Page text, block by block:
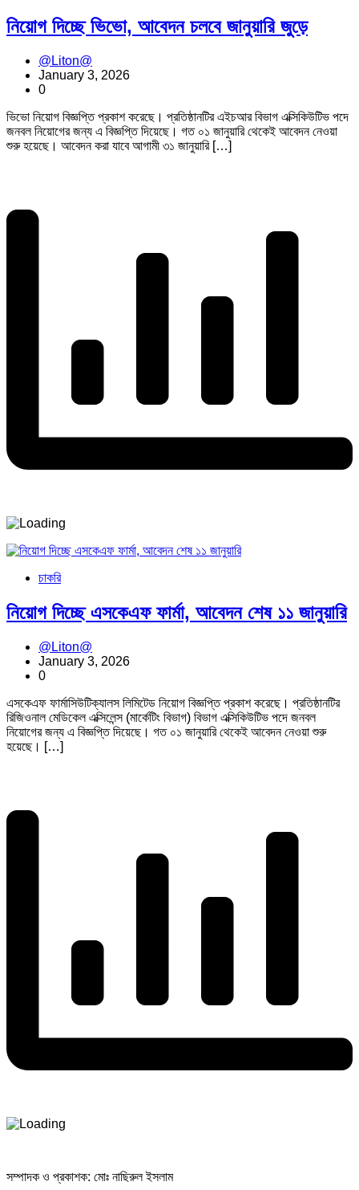
নিয়োগ দিচ্ছে ভিভো, আবেদন চলবে জানুয়ারি জুড়ে
@Liton@
January 3, 2026
0
ভিভো নিয়োগ বিজ্ঞপ্তি প্রকাশ করেছে। প্রতিষ্ঠানটির এইচআর বিভাগ এক্সিকিউটিভ পদে
জনবল নিয়োগের জন্য এ বিজ্ঞপ্তি দিয়েছে। গত ০১ জানুয়ারি থেকেই আবেদন নেওয়া
শুরু হয়েছে। আবেদন করা যাবে আগামী ৩১ জানুয়ারি […]
চাকরি
নিয়োগ দিচ্ছে এসকেএফ ফার্মা, আবেদন শেষ ১১ জানুয়ারি
@Liton@
January 3, 2026
0
এসকেএফ ফার্মাসিউটিক্যালস লিমিটেড নিয়োগ বিজ্ঞপ্তি প্রকাশ করেছে। প্রতিষ্ঠানটির
রিজিওনাল মেডিকেল এক্সিলেন্স (মার্কেটিং বিভাগ) বিভাগ এক্সিকিউটিভ পদে জনবল
নিয়োগের জন্য এ বিজ্ঞপ্তি দিয়েছে। গত ০১ জানুয়ারি থেকেই আবেদন নেওয়া শুরু
হয়েছে। […]
সম্পাদক ও প্রকাশক: মোঃ নাছিরুল ইসলাম